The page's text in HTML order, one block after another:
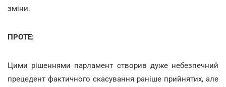
зміни.
ПРОТЕ:
Цими рішеннями парламент створив дуже небезпечний
прецедент фактичного скасування раніше прийнятих, але